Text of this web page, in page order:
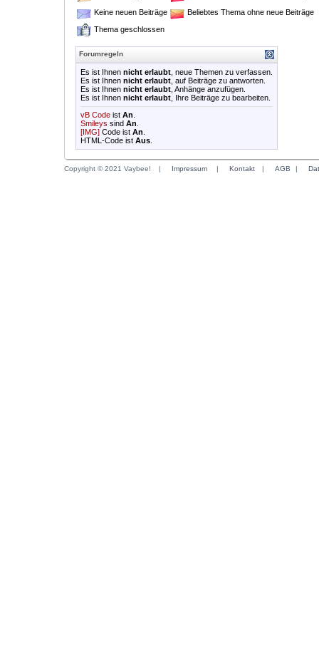
Keine neuen Beiträge
Beliebtes Thema ohne neue Beiträge
Thema geschlossen
Forumregeln
Es ist Ihnen nicht erlaubt , neue Themen zu verfassen.
Es ist Ihnen nicht erlaubt , auf Beiträge zu antworten.
Es ist Ihnen nicht erlaubt , Anhänge anzufügen.
Es ist Ihnen nicht erlaubt , Ihre Beiträge zu bearbeiten.
vB Code ist An
Smileys sind An
[IMG] Code ist An
HTML-Code ist Aus
Copyright © 2021 Vaybee! | Impressum | Kontakt | AGB |